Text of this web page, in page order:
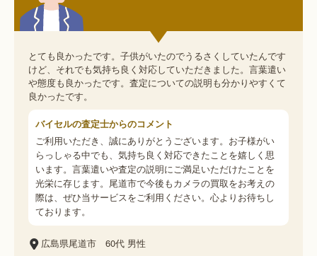
とても良かったです。子供がいたのでうるさくしていたんです
けど、それでも気持ち良く対応していただきました。言葉遣い
や態度も良かったです。査定についての説明も分かりやすくて
良かったです。
バイセルの査定士からのコメント
ご利用いただき、誠にありがとうございます。お子様がい
らっしゃる中でも、気持ち良く対応できたことを嬉しく思
います。言葉遣いや査定の説明にご満足いただけたことを
光栄に存じます。尾道市で今後もカメラの買取をお考えの
際は、ぜひ当サービスをご利用ください。心よりお待ちし
ております。
広島県尾道市 60代 男性